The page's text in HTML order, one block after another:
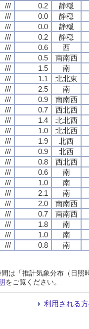
/// 0.2
静穏
/// 0.0
静穏
/// 0.0
静穏
/// 0.2
静穏
/// 0.6
西
/// 0.5
南南西
/// 1.5
南
/// 1.1
北北東
/// 2.5
南
/// 0.9
南南西
/// 0.7
西北西
/// 1.4
北北西
/// 1.0
北北西
/// 1.9
北西
/// 0.9
北西
/// 0.8
西北西
/// 0.6
南
/// 1.0
南
/// 2.1
南
/// 2.0
南南西
/// 0.7
南南西
/// 1.8
南
/// 1.0
南
/// 0.8 南
は「推計気象分布（日
をご覧ください。
利用される